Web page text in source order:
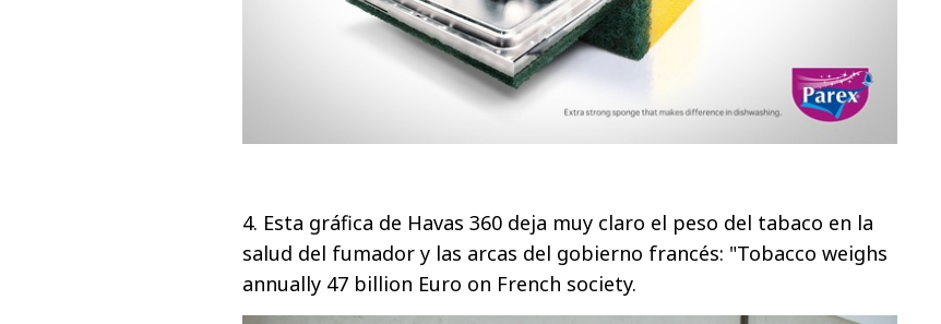
4. Esta gráfica de Havas 360 deja muy claro el peso del tabaco en la
salud del fumador y las arcas del gobierno francés: "Tobacco weighs
annually 47 billion Euro on French society.